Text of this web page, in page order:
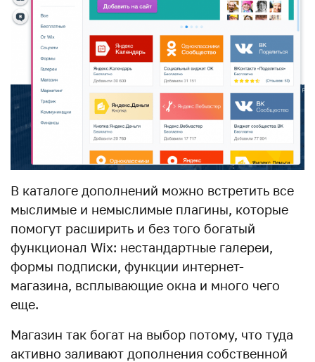
В каталоге дополнений можно встретить все
мыслимые и немыслимые плагины, которые
помогут расширить и без того богатый
функционал Wix: нестандартные галереи,
формы подписки, функции интернет-
магазина, всплывающие окна и много чего
еще.
Магазин так богат на выбор потому, что туда
активно заливают дополнения собственной